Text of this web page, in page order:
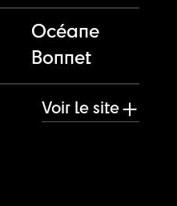
Océane
Bonnet
Voir le site